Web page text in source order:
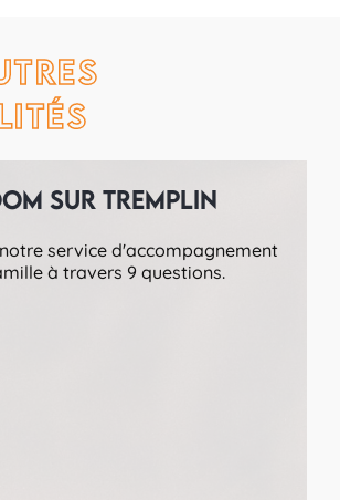
sur Tremplin
service d'accompagnement
à travers 9 questions.